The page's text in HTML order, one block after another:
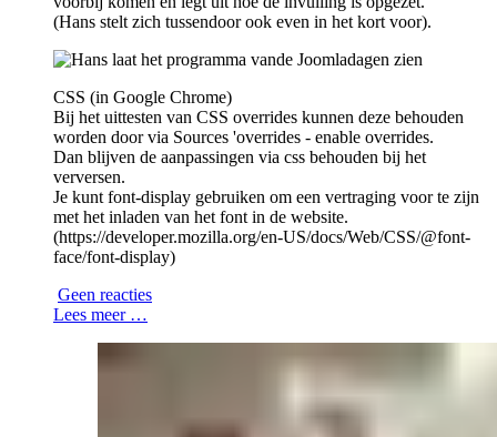
(Hans stelt zich tussendoor ook even in het kort voor).
CSS (in Google Chrome)
Bij het uittesten van CSS overrides kunnen deze behouden
worden door via Sources 'overrides - enable overrides.
Dan blijven de aanpassingen via css behouden bij het
verversen.
Je kunt font-display gebruiken om een vertraging voor te zijn
met het inladen van het font in de website.
(https://developer.mozilla.org/en-US/docs/Web/CSS/@font-
face/font-display)
Geen reacties
Lees meer …